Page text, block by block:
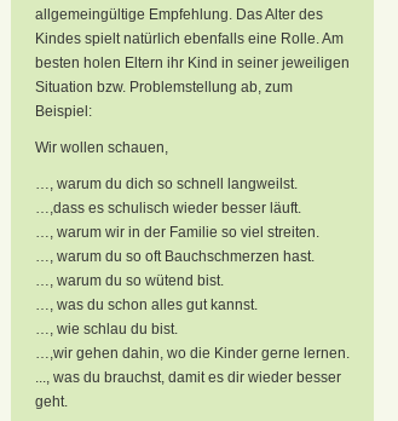
allgemeingültige Empfehlung. Das Alter des
Kindes spielt natürlich ebenfalls eine Rolle. Am
besten holen Eltern ihr Kind in seiner jeweiligen
Situation bzw. Problemstellung ab, zum
Beispiel:
Wir wollen schauen,
…, warum du dich so schnell langweilst.
…,dass es schulisch wieder besser läuft.
…, warum wir in der Familie so viel streiten.
…, warum du so oft Bauchschmerzen hast.
…, warum du so wütend bist.
…, was du schon alles gut kannst.
…, wie schlau du bist.
…,wir gehen dahin, wo die Kinder gerne lernen.
..., was du brauchst, damit es dir wieder besser
geht.